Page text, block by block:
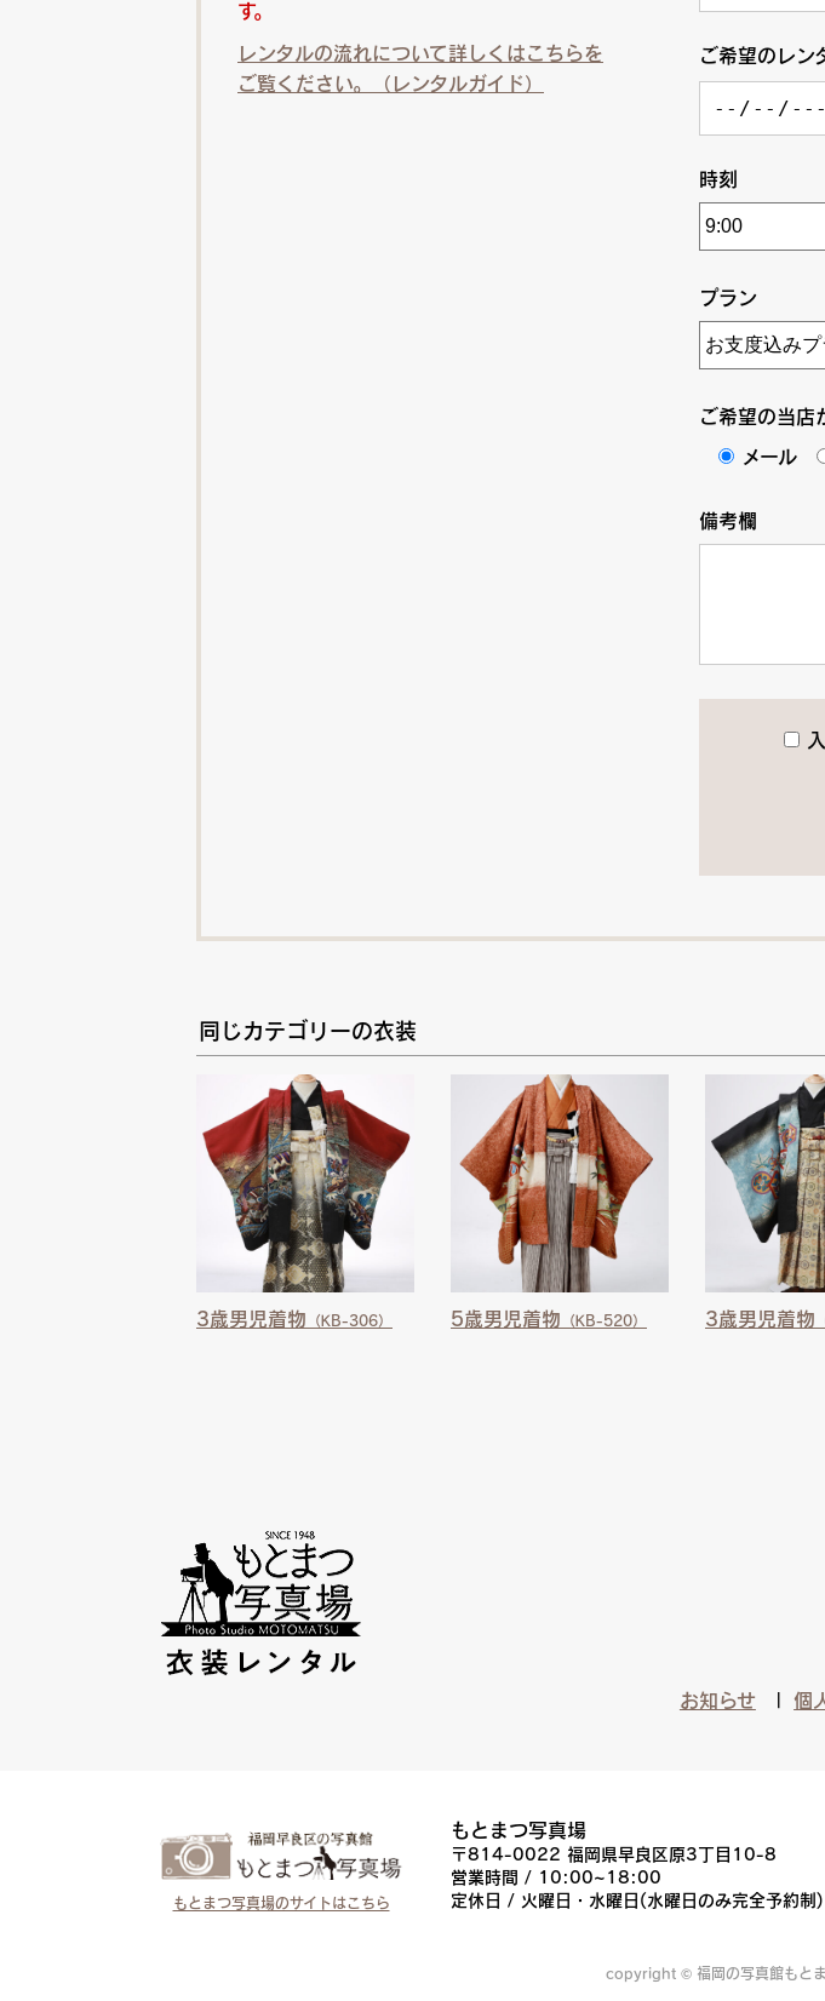
す。
レンタルの流れについて詳しくはこちらを
ご覧ください。（レンタルガイド）
ご希望のレン
時刻
プラン
ご希望の当店
メール
備考欄
同じカテゴリーの衣装
3歳男児着物 （KB-306） 5歳男児着物 （KB-520） 3歳男児着物
お知らせ 個
もとまつ写真場のサイトはこちら
もとまつ写真場
〒814-0022 福岡県早良区原3丁目10-8
営業時間 / 10:00~18:00
定休日 / 火曜日・水曜日(水曜日のみ完全予約制)
copyright © 福岡の写真館もと